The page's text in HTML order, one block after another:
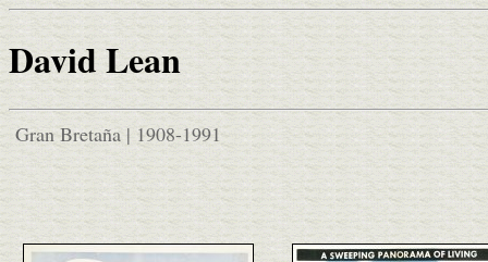
David Lean
Gran Bretaña | 1908-1991